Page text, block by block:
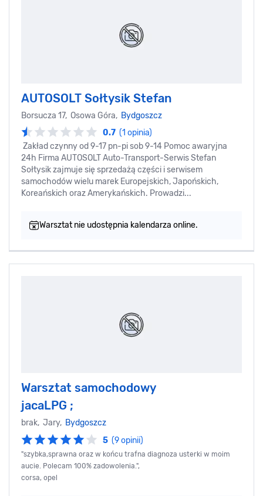
AUTOSOLT Sołtysik Stefan
Borsucza 17, Osowa Góra, Bydgoszcz
0.7 (1 opinia)
Zakład czynny od 9-17 pn-pi sob 9-14 Pomoc awaryjna
24h Firma AUTOSOLT Auto-Transport-Serwis Stefan
Sołtysik zajmuje się sprzedażą części i serwisem
samochodów wielu marek Europejskich, Japońskich,
Koreańskich oraz Amerykańskich. Prowadzi...
Warsztat nie udostępnia kalendarza online.
Warsztat samochodowy
jacaLPG ;
brak, Jary, Bydgoszcz
5 (9 opinii)
"szybka,sprawna oraz w końcu trafna diagnoza usterki w moim
aucie. Polecam 100% zadowolenia.",
corsa, opel